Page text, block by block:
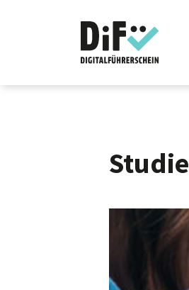
Studie